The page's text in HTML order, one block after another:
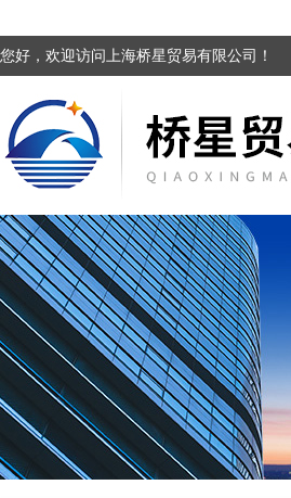
您好，欢迎访问上海桥星贸易有限公司！